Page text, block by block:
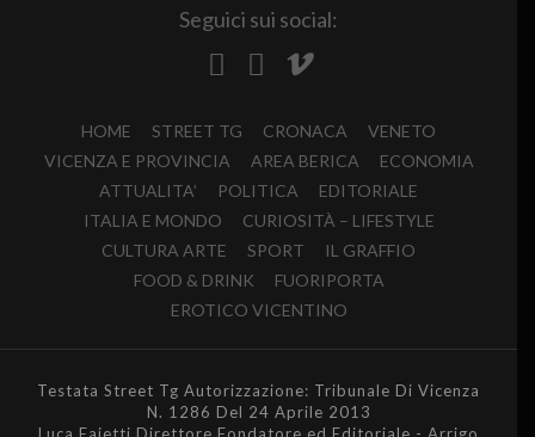
Seguici sui social:
HOME STREET TG CRONACA
VENETO
VICENZA E PROVINCIA
AREA BERICA
ECONOMIA
ATTUALITA’
POLITICA
EDITORIALE
ITALIA E MONDO
CURIOSITÀ – LIFESTYLE
CULTURA ARTE
SPORT
IL GRAFFIO
FOOD & DRINK
FUORIPORTA
EROTICO VICENTINO
Testata Street Tg Autorizzazione: Tribunale Di Vicenza
N. 1286 Del 24 Aprile 2013